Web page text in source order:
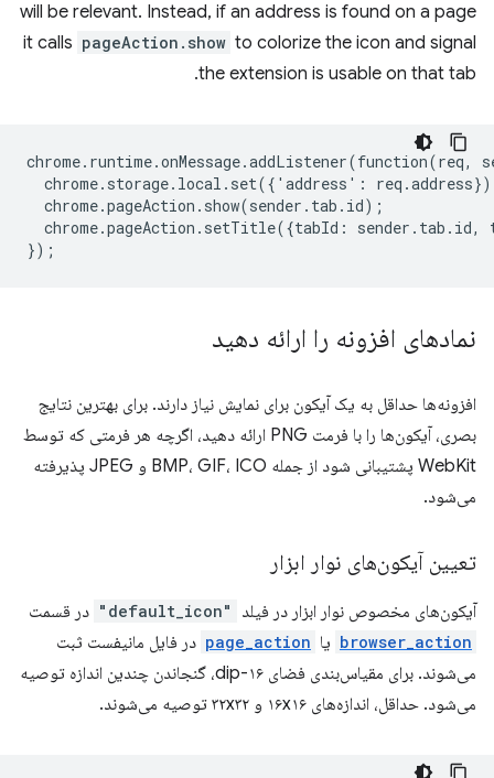
will be relevant. Instead, if an address is found on a page
it calls pageAction.show to colorize the icon and signal
the extension is usable on that tab.
chrome. runtime.onMessage.addListener(function(req,
chrome. storage. local . set({ ' address ' : req .address})
chrome.pageAction . show(sender . tab . id);
chrome.pageAction . setTitle({tabId : sender . tab . id,
});
نمادهای افزونه را ارائه دهید
افزونه‌ها حداقل به یک آیکون برای نمایش نیاز دارند. برای بهترین نتایج
بصری، آیکون‌ها را با فرمت PNG ارائه دهید، اگرچه هر فرمتی که توسط
WebKit پشتیبانی شود از جمله BMP، GIF، ICO و JPEG پذیرفته
می‌شود.
تعیین آیکون‌های نوار ابزار
آیکون‌های مخصوص نوار ابزار در فیلد "default_icon" در قسمت
browser_action یا page_action در فایل مانیفست ثبت
می‌شوند. برای مقیاس‌بندی فضای ۱۶-dip، گنجاندن چندین اندازه توصیه
می‌شود. حداقل، اندازه‌های ۱۶x۱۶ و ۳۲x۳۲ توصیه می‌شوند.